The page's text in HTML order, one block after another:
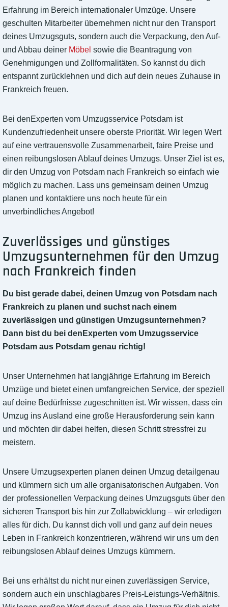
Erfahrung im Bereich internationaler Umzüge. Unsere
geschulten Mitarbeiter übernehmen nicht nur den Transport
deines Umzugsguts, sondern auch die Verpackung, den Auf-
und Abbau deiner Möbel sowie die Beantragung von
Genehmigungen und Zollformalitäten. So kannst du dich
entspannt zurücklehnen und dich auf dein neues Zuhause in
Frankreich freuen.
Bei denExperten vom Umzugsservice Potsdam ist
Kundenzufriedenheit unsere oberste Priorität. Wir legen Wert
auf eine vertrauensvolle Zusammenarbeit, faire Preise und
einen reibungslosen Ablauf deines Umzugs. Unser Ziel ist es,
dir den Umzug von Potsdam nach Frankreich so einfach wie
möglich zu machen. Lass uns gemeinsam deinen Umzug
planen und kontaktiere uns noch heute für ein
unverbindliches Angebot!
Zuverlässiges und günstiges
Umzugsunternehmen für den Umzug
nach Frankreich finden
Du bist gerade dabei, deinen Umzug von Potsdam nach
Frankreich zu planen und suchst nach einem
zuverlässigen und günstigen Umzugsunternehmen?
Dann bist du bei denExperten vom Umzugsservice
Potsdam aus Potsdam genau richtig!
Unser Unternehmen hat langjährige Erfahrung im Bereich
Umzüge und bietet einen umfangreichen Service, der speziell
auf deine Bedürfnisse zugeschnitten ist. Wir wissen, dass ein
Umzug ins Ausland eine große Herausforderung sein kann
und möchten dir dabei helfen, diesen Schritt stressfrei zu
meistern.
Unsere Umzugsexperten planen deinen Umzug detailgenau
und kümmern sich um alle organisatorischen Aufgaben. Von
der professionellen Verpackung deines Umzugsguts über den
sicheren Transport bis hin zur Zollabwicklung – wir erledigen
alles für dich. Du kannst dich voll und ganz auf dein neues
Leben in Frankreich konzentrieren, während wir uns um den
reibungslosen Ablauf deines Umzugs kümmern.
Bei uns erhältst du nicht nur einen zuverlässigen Service,
sondern auch ein unschlagbares Preis-Leistungs-Verhältnis.